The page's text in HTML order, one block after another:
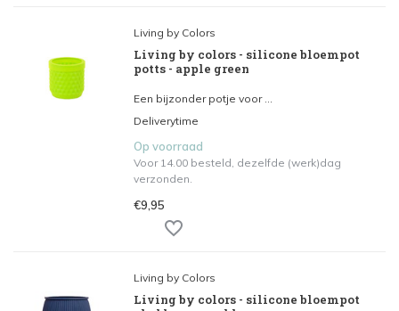
Living by Colors
Living by colors - silicone bloempot
potts - apple green
Een bijzonder potje voor ...
Deliverytime
Op voorraad
Voor 14.00 besteld, dezelfde (werk)dag
verzonden.
€9,95
Living by Colors
Living by colors - silicone bloempot